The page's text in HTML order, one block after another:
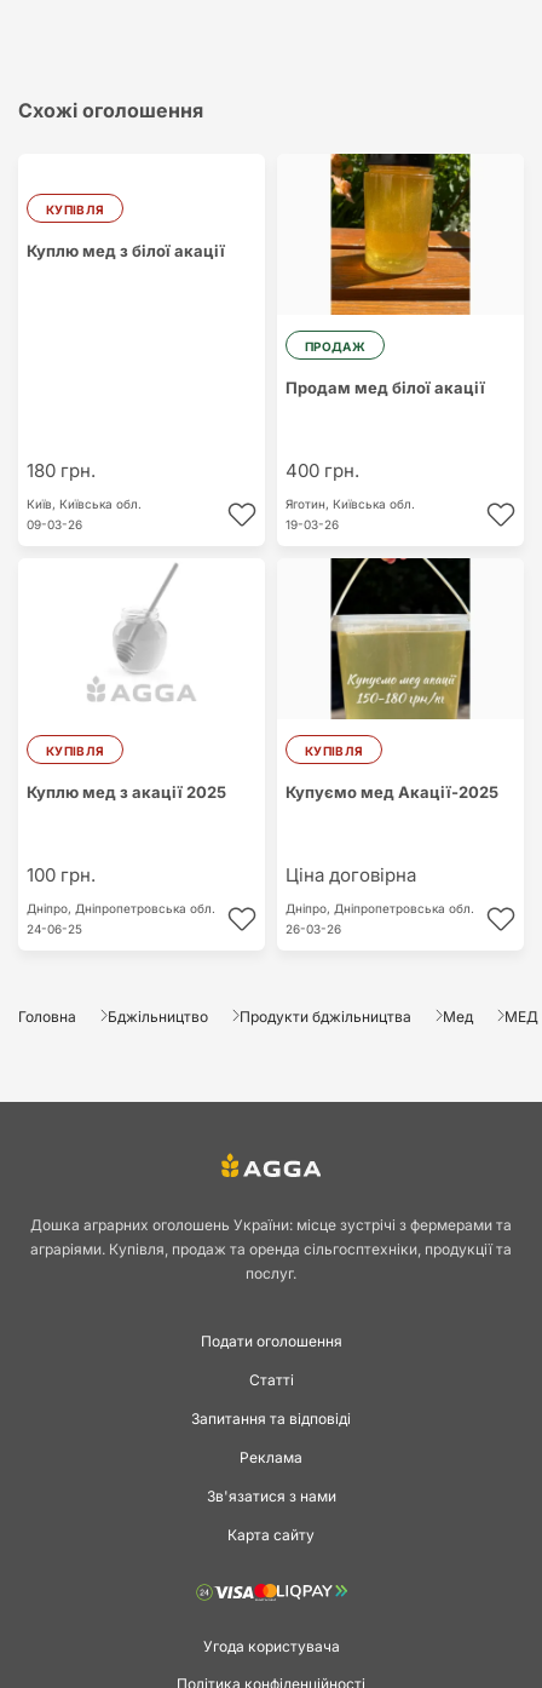
Схожі оголошення
КУПІВЛЯ
Куплю мед з білої акації
180 грн.
Київ, Київська обл.
09-03-26
ПРОДАЖ
Продам мед білої акації
400 грн.
Яготин, Київська обл.
19-03-26
КУПІВЛЯ
Куплю мед з акації 2025
100 грн.
Дніпро, Дніпропетровська обл.
24-06-25
КУПІВЛЯ
Купуємо мед Акації-2025
Ціна договірна
Дніпро, Дніпропетровська обл.
26-03-26
Головна Бджільництво Продукти бджільництва Мед МЕД
Дошка аграрних оголошень України: місце зустрічі з фермерами та
аграріями. Купівля, продаж та оренда сільгосптехніки, продукції та
послуг.
Подати оголошення
Статті
Запитання та відповіді
Реклама
Зв'язатися з нами
Карта сайту
Угода користувача
Політика конфіденційності